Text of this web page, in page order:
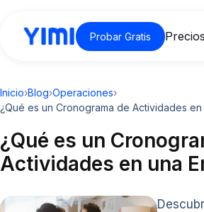
Probar Gratis Precios
Inicio›Blog›Operaciones›
¿Qué es un Cronograma de Actividades en
¿Qué es un
Actividades en una